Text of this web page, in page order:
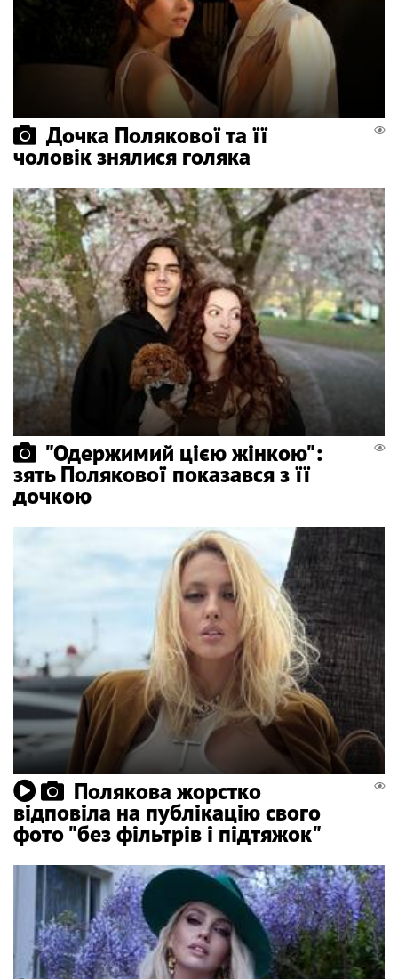
Дочка Полякової та її
чоловік знялися голяка
"Одержимий цією жінкою":
зять Полякової показався з її
дочкою
Полякова жорстко
відповіла на публікацію свого
фото "без фільтрів і підтяжок"